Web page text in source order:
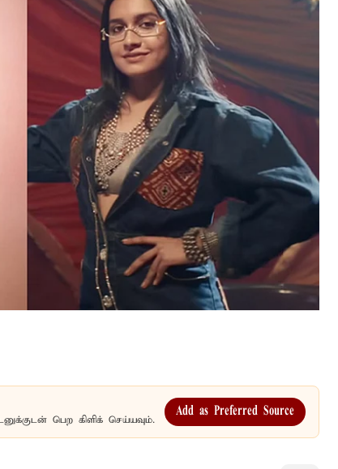
பெற கிளிக் செய்யவும்.
Add as Preferred Source